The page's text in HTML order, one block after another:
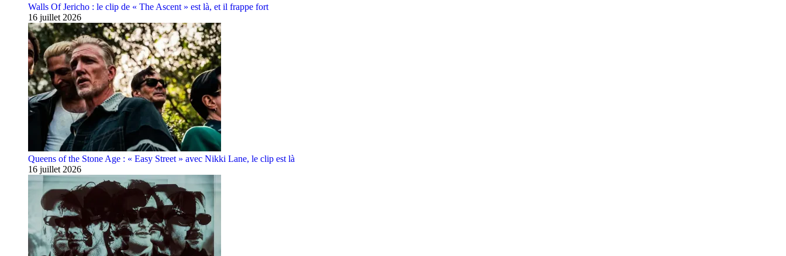
Walls Of Jericho : le clip de « The Ascent » est là, et il frappe fort
16 juillet 2026
Queens of the Stone Age : « Easy Street » avec Nikki Lane, le clip est là
16 juillet 2026